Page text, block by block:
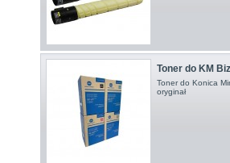
Toner do KM
Toner do Konica
oryginał